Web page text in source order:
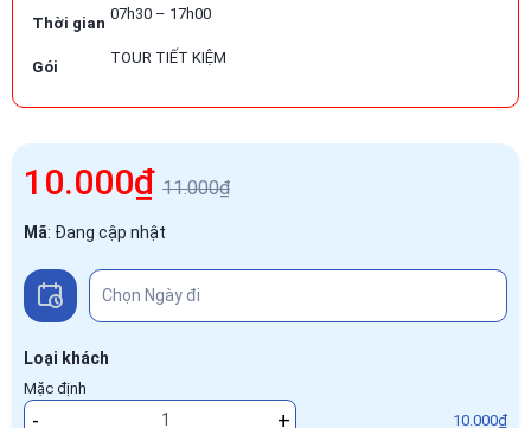
Thời gian
07h30 – 17h00
Gói
TOUR TIẾT KIỆM
10.000₫ 11.000₫
Mã: Đang cập nhật
Loại khách
Mặc định
- + 10.000₫